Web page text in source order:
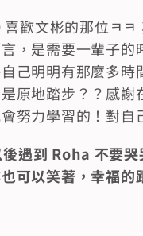
歡文彬的那位ㅋ
，是需要一輩子
己明明有那麼多
原地踏步？？感
努力學習的！對
遇到 Roha 不要
可以笑著，幸福